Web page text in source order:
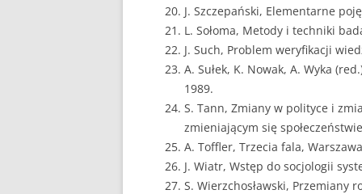
J. Szczepański, Elementarne
L. Sołoma, Metody i techniki
J. Such, Problem weryfikacji
A. Sułek, K. Nowak, A. Wyka
1989.
S. Tann, Zmiany w polityce i
zmieniającym się
A. Toffler, Trzecia fala,
J. Wiatr, Wstęp do socjologii
S. Wierzchosławski, Przemiany